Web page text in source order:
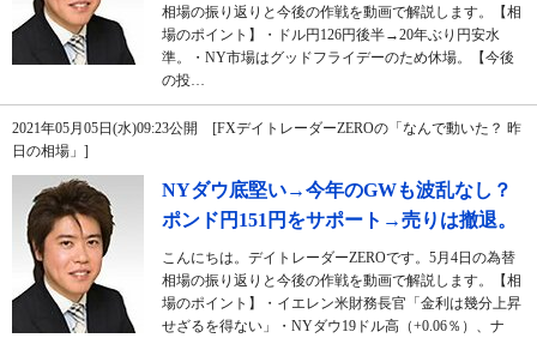
相場の振り返りと今後の作戦を動画で解説します。【相
場のポイント】・ドル円126円後半→20年ぶり円安水
準。・NY市場はグッドフライデーのため休場。【今後
の投…
2021年05月05日(水)09:23公開 [FXデイトレーダーZEROの「なんで動いた？ 昨
日の相場」]
NYダウ底堅い→今年のGWも波乱なし？
ポンド円151円をサポート→売りは撤退。
こんにちは。デイトレーダーZEROです。5月4日の為替
相場の振り返りと今後の作戦を動画で解説します。【相
場のポイント】・イエレン米財務長官「金利は幾分上昇
せざるを得ない」・NYダウ19ドル高（+0.06％）、ナ